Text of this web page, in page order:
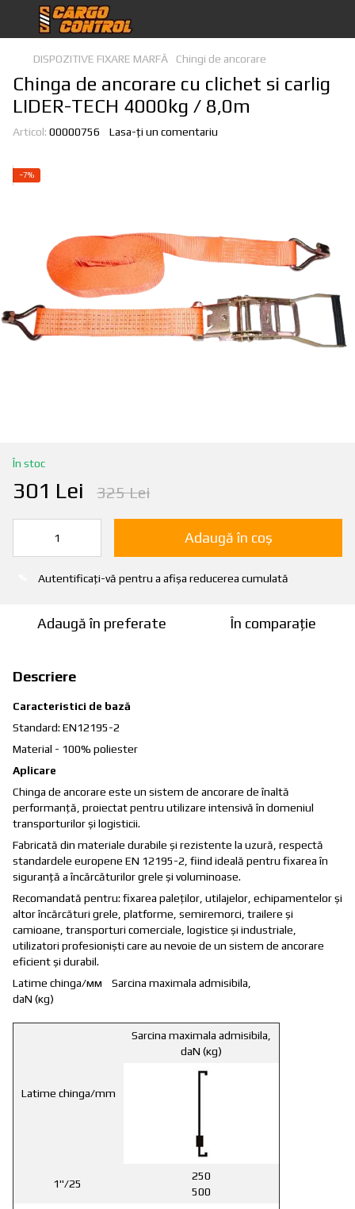
DISPOZITIVE FIXARE MARFĂ Chingi de ancorare
Chinga de ancorare cu clichet si carlig
LIDER-TECH 4000kg / 8,0m
Articol: 00000756 Lasa-ți un comentariu
−7%
În stoc
301 Lei 325 Lei
Adaugă în coș
Autentificați-vă pentru a afișa reducerea cumulată
Adaugă în preferate În comparație
Descriere
Caracteristici de bază
Standard: EN12195-2
Material - 100% poliester
Aplicare
Chinga de ancorare este un sistem de ancorare de înaltă
performanță, proiectat pentru utilizare intensivă în domeniul
transporturilor și logisticii.
Fabricată din materiale durabile și rezistente la uzură, respectă
standardele europene EN 12195-2, fiind ideală pentru fixarea în
siguranță a încărcăturilor grele și voluminoase.
Recomandată pentru: fixarea paleților, utilajelor, echipamentelor și
altor încărcături grele, platforme, semiremorci, trailere și
camioane, transporturi comerciale, logistice și industriale,
utilizatori profesioniști care au nevoie de un sistem de ancorare
eficient și durabil.
Latime chinga/мм Sarcina maximala admisibila,
daN (кg)
Latime chinga/mm
Sarcina maximala admisibila,
daN (кg)
1"/25
250
500